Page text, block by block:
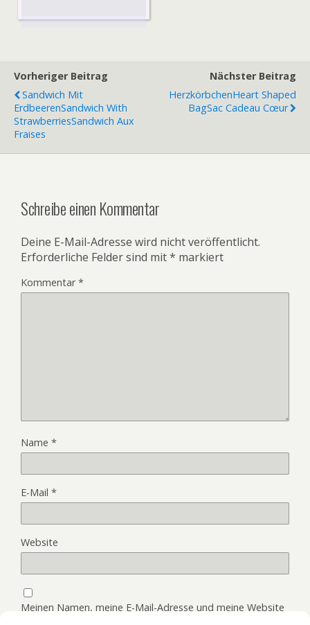
Vorheriger Beitrag
Sandwich Mit
ErdbeerenSandwich With
StrawberriesSandwich Aux
Fraises
Nächster Beitrag
HerzkörbchenHeart Shaped
BagSac Cadeau Cœur
Schreibe einen Kommentar
Deine E-Mail-Adresse wird nicht veröffentlicht.
Erforderliche Felder sind mit* markiert
Kommentar*
Name *
E-Mail *
Website
Meinen Namen, meine E-Mail-Adresse und meine Website